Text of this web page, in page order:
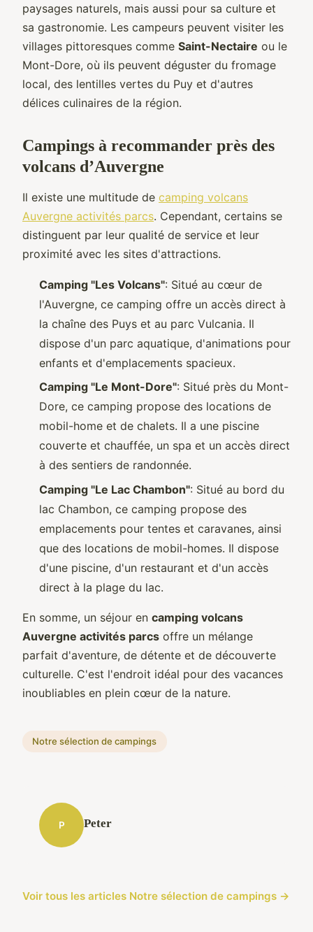
paysages naturels, mais aussi pour sa culture et
sa gastronomie. Les campeurs peuvent visiter les
villages pittoresques comme Saint-Nectaire ou le
Mont-Dore, où ils peuvent déguster du fromage
local, des lentilles vertes du Puy et d'autres
délices culinaires de la région.
Campings à recommander près des
volcans d’Auvergne
Il existe une multitude de camping volcans
Auvergne activités parcs. Cependant, certains se
distinguent par leur qualité de service et leur
proximité avec les sites d'attractions.
Camping "Les Volcans": Situé au cœur de
l'Auvergne, ce camping offre un accès direct à
la chaîne des Puys et au parc Vulcania. Il
dispose d'un parc aquatique, d'animations pour
enfants et d'emplacements spacieux.
Camping "Le Mont-Dore": Situé près du Mont-
Dore, ce camping propose des locations de
mobil-home et de chalets. Il a une piscine
couverte et chauffée, un spa et un accès direct
à des sentiers de randonnée.
Camping "Le Lac Chambon": Situé au bord du
lac Chambon, ce camping propose des
emplacements pour tentes et caravanes, ainsi
que des locations de mobil-homes. Il dispose
d'une piscine, d'un restaurant et d'un accès
direct à la plage du lac.
En somme, un séjour en camping volcans
Auvergne activités parcs offre un mélange
parfait d'aventure, de détente et de découverte
culturelle. C'est l'endroit idéal pour des vacances
inoubliables en plein cœur de la nature.
Notre sélection de campings
P Peter
Voir tous les articles Notre sélection de campings →